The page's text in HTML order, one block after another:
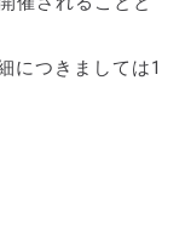
につきましては1